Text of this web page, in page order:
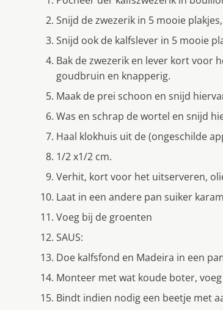
Snijd de zwezerik in 5 mooie
Snijd ook de kalfslever in 5 mooie
Bak de zwezerik en lever kort voor
goudbruin en knapperig.
Maak de prei schoon en snijd
Was en schrap de wortel en snijd
Haal klokhuis uit de (ongeschilde
1/2 x1/2 cm.
Verhit, kort voor het uitserveren,
Laat in een andere pan suiker
Voeg bij de groenten
SAUS:
Doe kalfsfond en Madeira in een
Monteer met wat koude boter,
Bindt indien nodig een beetje met